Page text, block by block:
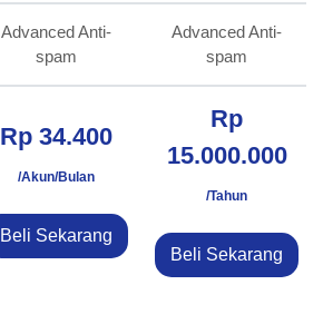
Advanced Anti-
spam
Advanced Anti-
spam
Rp 34.400
/Akun/Bulan
Beli Sekarang
Rp
15.000.000
/Tahun
Beli Sekarang